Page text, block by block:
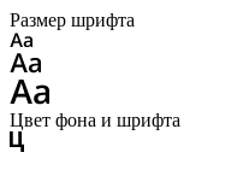
Размер шрифта
Цвет фона и шрифта